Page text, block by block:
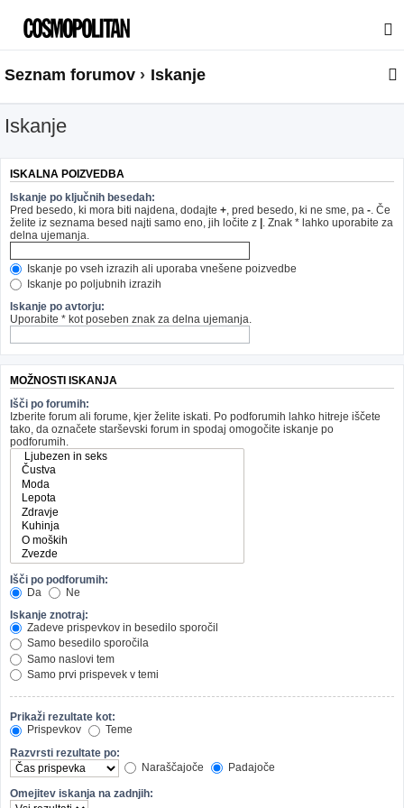
Seznam forumov Iskanje
Iskanje
ISKALNA POIZVEDBA
Iskanje po ključnih besedah:
Pred besedo, ki mora biti najdena, dodajte + , pred besedo, ki ne sme, pa - . Če
želite iz seznama besed najti samo eno, jih ločite z | . Znak * lahko uporabite za
delna ujemanja.
Iskanje po vseh izrazih ali uporaba vnešene poizvedbe
Iskanje po poljubnih izrazih
Iskanje po avtorju:
Uporabite * kot poseben znak za delna ujemanja.
MOŽNOSTI ISKANJA
Išči po forumih:
Izberite forum ali forume, kjer želite iskati. Po podforumih lahko hitreje iščete
tako, da označete starševski forum in spodaj omogočite iskanje po
podforumih.
Išči po podforumih:
Da
Ne
Iskanje znotraj:
Zadeve prispevkov in besedilo sporočil
Samo besedilo sporočila
Samo naslovi tem
Samo prvi prispevek v temi
Prikaži rezultate kot:
Prispevkov
Teme
Razvrsti rezultate po:
Naraščajoče
Padajoče
Omejitev iskanja na zadnjih: